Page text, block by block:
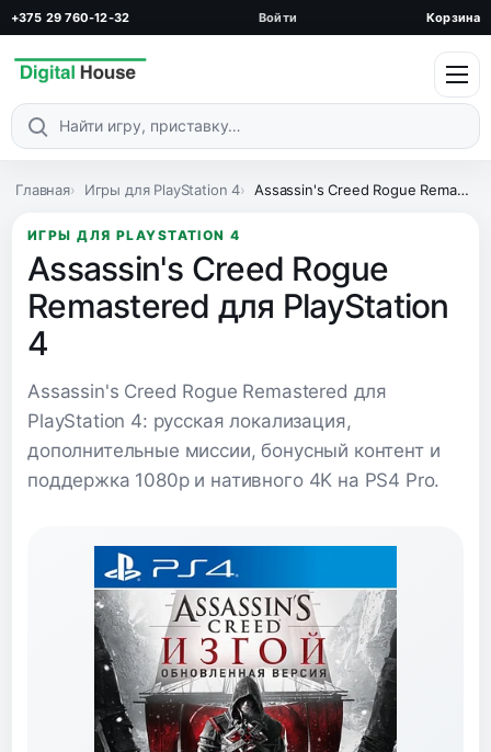
+375 29 760-12-32 Войти Корзина
Поиск по каталогу
Главная Игры для PlayStation 4 Assassin's Creed Rogue Remastered для PlayStation 4
ИГРЫ ДЛЯ PLAYSTATION 4
Assassin's Creed Rogue
Remastered для PlayStation
4
Assassin's Creed Rogue Remastered для
PlayStation 4: русская локализация,
дополнительные миссии, бонусный контент и
поддержка 1080p и нативного 4K на PS4 Pro.